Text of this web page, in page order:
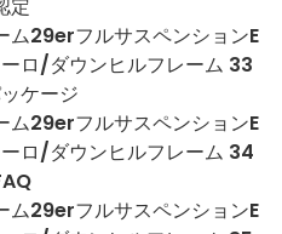
定
ケージ